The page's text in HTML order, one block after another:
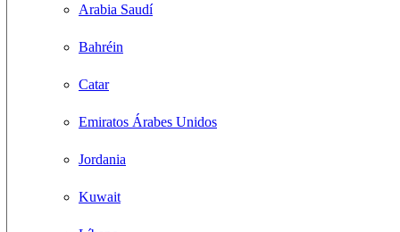
Arabia Saudí
Bahréin
Catar
Emiratos Árabes Unidos
Jordania
Kuwait